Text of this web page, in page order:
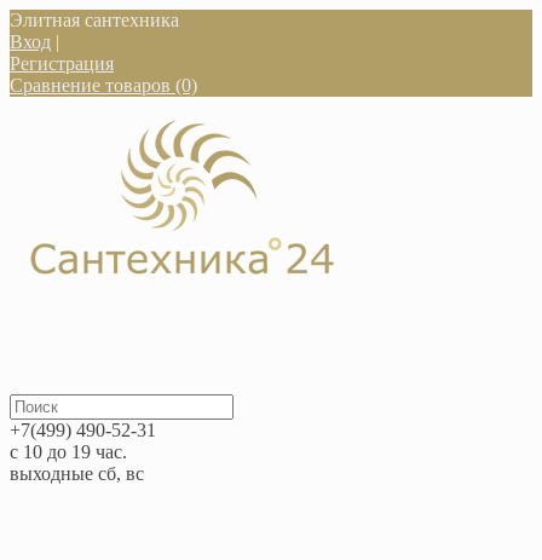
Элитная сантехника
Вход |
Регистрация
Сравнение товаров (0)
+7(499) 490-52-31
с 10 до 19 час.
выходные сб, вс